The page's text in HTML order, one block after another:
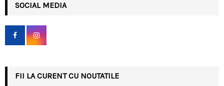
h
f
r
SOCIAL MEDIA
FII LA CURENT CU NOUTATILE